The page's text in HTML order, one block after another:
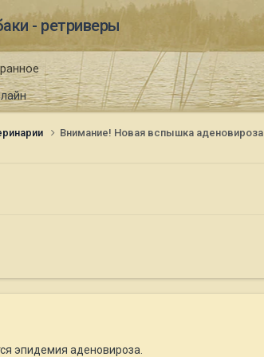
- ретриверы
Внимание! Новая вспышка аденовироза
эпидемия аденовироза.